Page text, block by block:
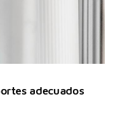
adecuados